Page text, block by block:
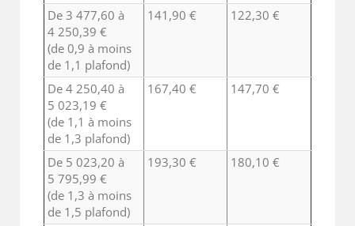
De 3 477,60 à
4 250,39 €
(de 0,9 à moins
de 1,1 plafond)
141,90 € 122,30 €
De 4 250,40 à
5 023,19 €
(de 1,1 à moins
de 1,3 plafond)
167,40 € 147,70 €
De 5 023,20 à
5 795,99 €
(de 1,3 à moins
de 1,5 plafond)
193,30 € 180,10 €